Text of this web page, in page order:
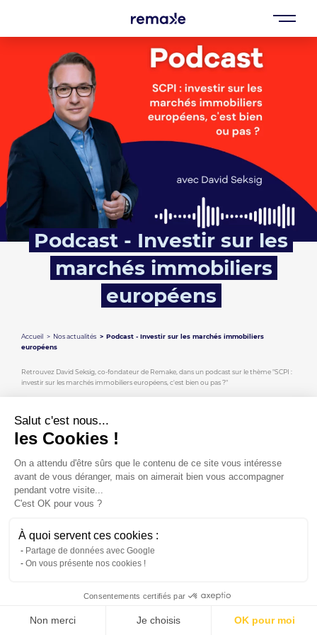
Podcast - Investir sur les
marchés immobiliers
européens
Accueil Nos actualités
Podcast - Investir sur les marchés immobiliers
européens
Retrouvez David Seksig, co-fondateur de Remake, dans un podcast sur le thème "SCPI :
investir sur les marchés immobiliers européens, c'est bien ou pas ?"
utm_source=share&utm_medium=member_desktop
S'abonner à la newsletter Contact
Salut c'est nous...
les Cookies !
On a attendu d'être sûrs que le contenu de ce site vous intéresse
avant de vous déranger, mais on aimerait bien vous accompagner
pendant votre visite...
C'est OK pour vous ?
À quoi servent ces cookies :
Partage de données avec Google
On vous présente nos cookies !
Consentements certifiés par
Non merci Je choisis OK pour moi